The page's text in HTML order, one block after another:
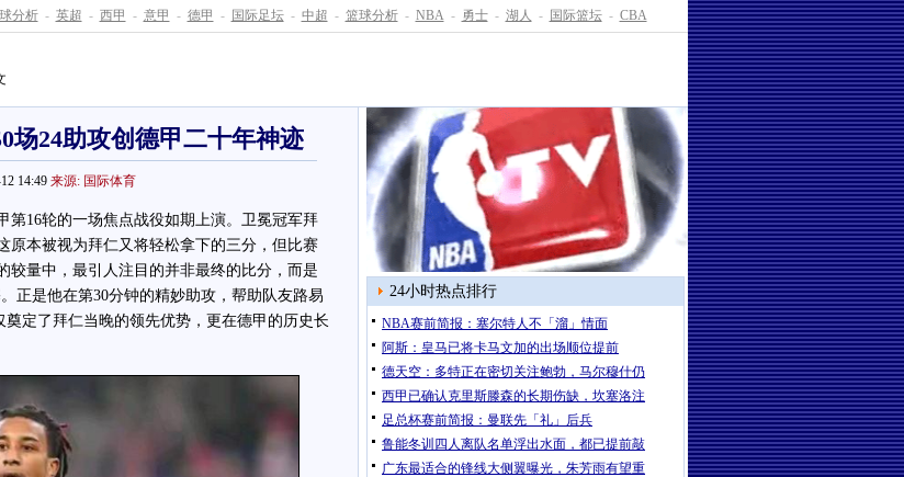
分析 - 英超 - 西甲 - 意甲 - 德甲 - 国际足坛 - 中超 - 篮球分析 - NBA - 勇士 - 湖人 - 国际篮坛 - CBA
场24助攻创德甲二十年神迹
14:49 来源: 国际体育
16轮的一场焦点战役如期上演。卫冕冠军拜
原本被视为拜仁又将轻松拿下的三分，但比赛
较量中，最引人注目的并非最终的比分，而是
是他在第30分钟的精妙助攻，帮助队友路易
定了拜仁当晚的领先优势，更在德甲的历史长
24小时热点排行
NBA赛前简报：塞尔特人不「溜」情面
阿斯：皇马已将卡马文加的出场顺位提前
德天空：多特正在密切关注鲍勃，马尔穆什仍
西甲已确认克里斯滕森的长期伤缺，坎塞洛注
足总杯赛前简报：曼联先「礼」后兵
鲁能冬训四人离队名单浮出水面，都已提前敲
广东最适合的锋线大侧翼曝光，朱芳雨有望重